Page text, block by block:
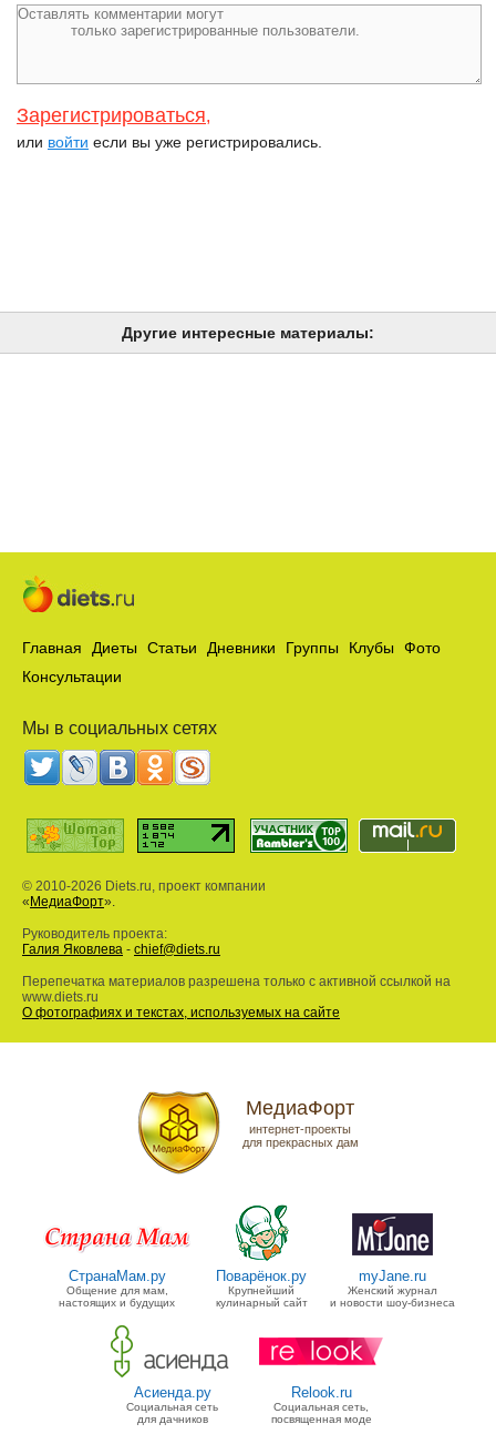
Зарегистрироваться,
или войти если вы уже регистрировались.
Другие интересные материалы:
Главная Диеты Статьи Дневники Группы Клубы
Фото
Консультации
Мы в социальных сетях
© 2010-2026 Diets.ru, проект компании
« МедиаФорт».
Руководитель проекта:
Галия Яковлева - chief@diets.ru
Перепечатка материалов разрешена только с активной ссылкой на
www.diets.ru
О фотографиях и текстах, используемых на сайте
МедиаФорт
интернет-проекты
для прекрасных дам
СтранаМам.ру
Общение для мам,
настоящих и будущих
Поварёнок.ру
Крупнейший
кулинарный сайт
myJane.ru
Женский журнал
и новости шоу-бизнеса
Асиенда.ру
Социальная сеть
для дачников
Relook.ru
Социальная сеть,
посвященная моде